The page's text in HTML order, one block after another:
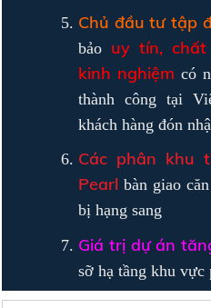
Chủ đầu tư tập
bảo uy tín,
kinh nghiệm có
thành công tại
khách hàng đón
Các phân khu
Pearl bàn giao
bị hạng sang
Giá trị dự án
sỡ hạ tầng khu vực